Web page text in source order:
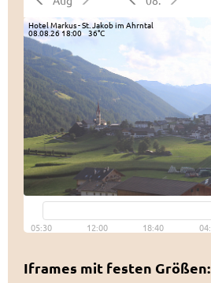
Iframes mit festen Größen: